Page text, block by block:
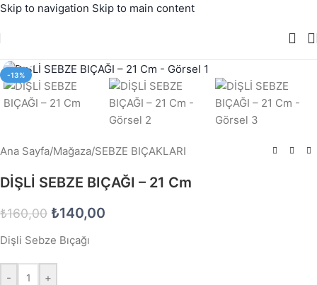
Skip to navigation Skip to main content
-13%
Ana Sayfa/Mağaza/SEBZE BIÇAKLARI
DİŞLİ SEBZE BIÇAĞI – 21 Cm
₺160,00 ₺140,00
Dişli Sebze Bıçağı
- +